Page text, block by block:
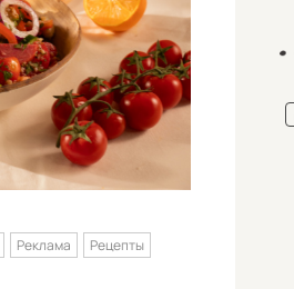
Реклама
Рецепты